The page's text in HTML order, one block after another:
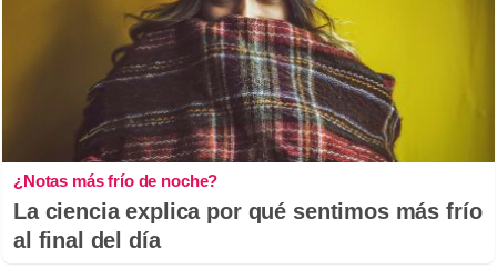
¿Notas más frío de noche?
La ciencia explica por qué sentimos más frío
al final del día